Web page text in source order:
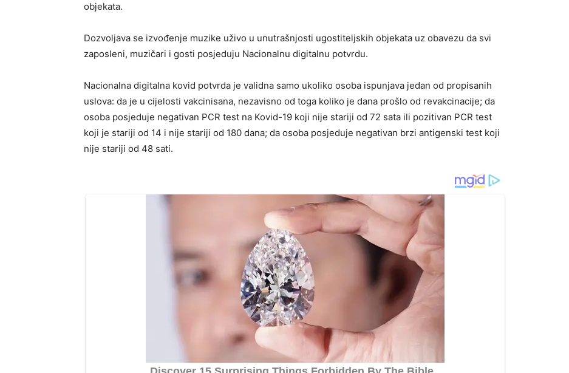
objekata.
Dozvoljava se izvođenje muzike uživo u unutrašnjosti ugostiteljskih objekata uz obavezu da svi
zaposleni, muzičari i gosti posjeduju Nacionalnu digitalnu potvrdu.
Nacionalna digitalna kovid potvrda je validna samo ukoliko osoba ispunjava jedan od propisanih
uslova: da je u cijelosti vakcinisana, nezavisno od toga koliko je dana prošlo od revakcinacije; da
osoba posjeduje negativan PCR test na Kovid-19 koji nije stariji od 72 sata ili pozitivan PCR test
koji je stariji od 14 i nije stariji od 180 dana; da osoba posjeduje negativan brzi antigenski test koji
nije stariji od 48 sati.